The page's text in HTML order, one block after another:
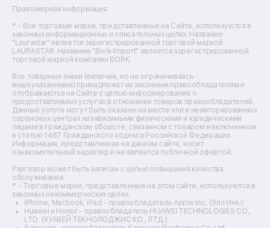
Ремонт фенов
Ремонт цифровых биноклей
Ремонт тепловизоров
Ремонт массажных кресел
Ремонт водонагревателей
Ремонт вытяжек
Ремонт источников бесперебойного питания
Ремонт пароварок
Ремонт микшерных пультов
Ремонт dj-пультов
Ремонт кухонных плит
Ремонт стедикамов
Ремонт оптических прицелов
Ремонт электровелосипедов
Ремонт видеокамер
Ремонт эхолотов
Ремонт 3d-принтеров
Ремонт прицелов ночного видения
Ремонт винных шкафов
Ремонт выпрямителей
Правомерная информация
* - Все торговые марки, представленные на Сайте, используются в
законных информационных и описательных целях. Название
"Laurastar" является зарегистрированной торговой маркой
LAURASTAR. Название "Bork-Import" является зарегистрированной
торговой маркой компании BORK.
Все товарные знаки (включая, но не ограничиваясь
вышеуказанными) принадлежат их законным правообладателям и
отображаются на Сайте с целью информирования о
предоставляемых услугах в отношении товаров правообладателей.
Данные услуги могут быть оказаны на месте или в неавторизованных
сервисных центрах независимыми физическими и юридическими
лицами в гражданском обороте, связанном с товаром и включенном
в статью 1487 Гражданского кодекса Российской Федерации.
Информация, представленная на данном сайте, носит
ознакомительный характер и не является публичной офертой.
Разговор может быть записан с целью повышения качества
обслуживания.
* - Торговые марки, представленные на этом сайте, используются в
законных некоммерческих целях.
iPhone, Macbook, iPad - правообладатель Apple Inc. (Эпл Инк.);
Huawei и Honor - правообладатель HUAWEI TECHNOLOGIES CO.,
LTD. (ХУАВЕЙ ТЕКНОЛОДЖИС КО., ЛТД.);